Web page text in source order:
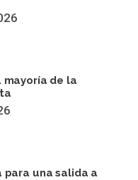
mayoría de la
para una salida a